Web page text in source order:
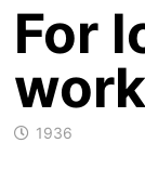
For
1936